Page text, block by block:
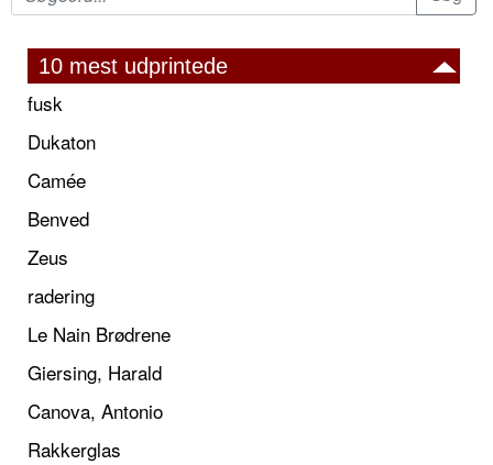
10 mest udprintede
fusk
Dukaton
Camée
Benved
Zeus
radering
Le Nain Brødrene
Giersing, Harald
Canova, Antonio
Rakkerglas